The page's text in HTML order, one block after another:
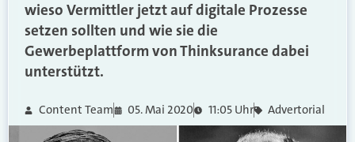
wieso Vermittler jetzt auf digitale Prozesse
setzen sollten und wie sie die
Gewerbeplattform von Thinksurance dabei
unterstützt.
Content Team 05. Mai 2020 11:05 Uhr Advertorial